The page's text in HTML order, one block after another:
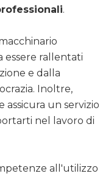
.
essere rallentati
e dalla
Inoltre,
assicura un servizio
nel lavoro di
all'utilizzo